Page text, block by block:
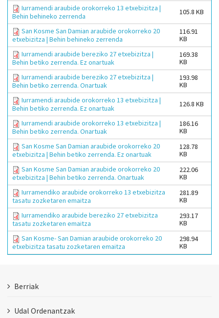
Iurramendi araubide orokorreko 13 etxebizitza |
Behin behineko zerrenda
105.8 KB
San Kosme San Damian araubide orokorreko 20
etxebizitza | Behin behineko zerrenda
116.91
KB
Iurramendi araubide bereziko 27 etxebizitza |
Behin betiko zerrenda. Ez onartuak
169.38
KB
Iurramendi araubide bereziko 27 etxebizitza |
Behin betiko zerrenda. Onartuak
193.98
KB
Iurramendi araubide orokorreko 13 etxebizitza |
Behin betiko zerrenda. Ez onartuak
126.8 KB
Iurramendi araubide orokorreko 13 etxebizitza |
Behin betiko zerrenda. Onartuak
186.16
KB
San Kosme San Damian araubide orokorreko 20
etxebizitza | Behin betiko zerrenda. Ez onartuak
128.78
KB
San Kosme San Damian araubide orokorreko 20
etxebizitza | Behin betiko zerrenda. Onartuak
222.06
KB
Iurramendiko araubide orokorreko 13 etxebizitza
tasatu zozketaren emaitza
281.89
KB
Iurramendiko araubide bereziko 27 etxebizitza
tasatu zozketaren emaitza
293.17
KB
San Kosme- San Damian araubide orokorreko 20
etxebizitza tasatu zozketaren emaitza
298.94
KB
Berriak
Udal Ordenantzak